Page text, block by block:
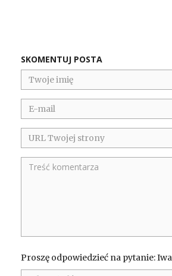
SKOMENTUJ POSTA
Proszę odpowiedzieć na pytanie: